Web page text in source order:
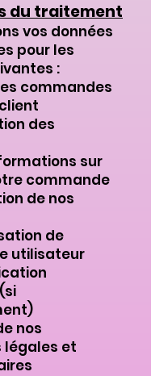
du traitement
vos données
pour les
:
commandes
des
sur
commande
de nos
de
utilisateur
nos
légales et